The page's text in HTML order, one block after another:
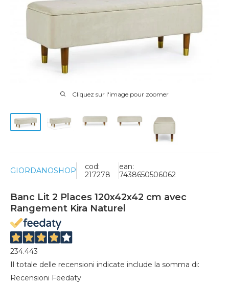
Cliquez sur l'image pour zoomer
GIORDANOSHOP
cod:
217278
ean:
7438650506062
Banc Lit 2 Places 120x42x42 cm avec
Rangement Kira Naturel
234.443
Il totale delle recensioni indicate include la somma di:
Recensioni Feedaty